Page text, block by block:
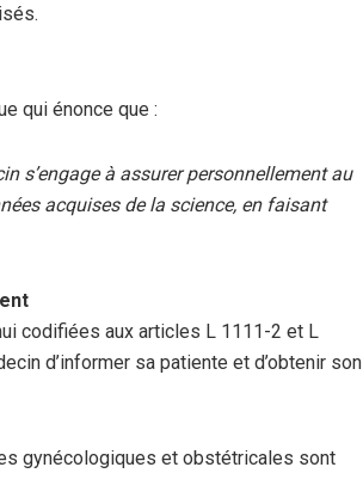
qui énonce que :
s’engage à assurer personnellement au
acquises de la science, en faisant
codifiées aux articles L 1111-2 et L
d’informer sa patiente et d’obtenir son
gynécologiques et obstétricales sont